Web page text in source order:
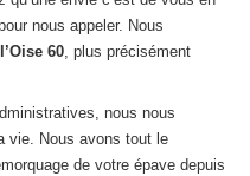
nous appeler. Nous
60, plus précisément
nous nous
vie. Nous avons tout le
de votre épave depuis